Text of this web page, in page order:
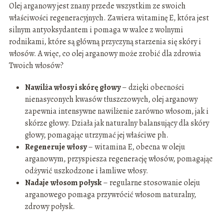
Olej arganowy jest znany przede wszystkim ze swoich
właściwości regeneracyjnych. Zawiera witaminę E, która jest
silnym antyoksydantem i pomaga w walce z wolnymi
rodnikami, które są główną przyczyną starzenia się skóry i
włosów. A więc, co olej arganowy może zrobić dla zdrowia
Twoich włosów?
Nawilża włosy i skórę głowy– dzięki obecności
nienasyconych kwasów tłuszczowych, olej arganowy
zapewnia intensywne nawilżenie zarówno włosom, jak i
skórze głowy. Działa jak naturalny balansujący dla skóry
głowy, pomagając utrzymać jej właściwe ph.
Regeneruje włosy– witamina E, obecna w oleju
arganowym, przyspiesza regenerację włosów, pomagając
odżywić uszkodzone i łamliwe włosy.
Nadaje włosom połysk– regularne stosowanie oleju
arganowego pomaga przywrócić włosom naturalny,
zdrowy połysk.